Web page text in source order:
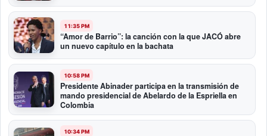
11:35 PM
“Amor de Barrio”: la canción con la que JACÓ abre
un nuevo capítulo en la bachata
10:58 PM
Presidente Abinader participa en la transmisión de
mando presidencial de Abelardo de la Espriella en
Colombia
10:34 PM